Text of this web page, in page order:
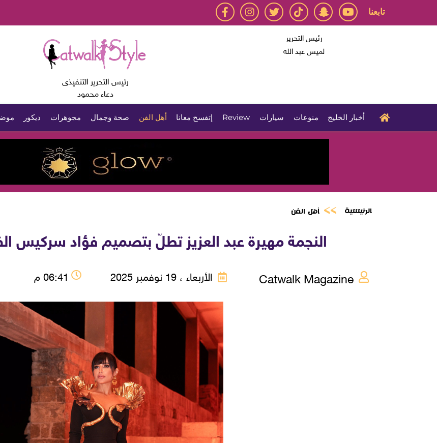
تابعنا
رئيس التحرير
لميس عبد الله
رئيس التحرير التنفيذى
دعاء محمود
أخبار الخليج منوعات سيارات Review إتفسح معانا أهل الفن صحة وجمال مجوهرات ديكور
الرئيسية أهل الفن
النجمة مهيرة عبد العزيز تطلّ بتصميم فؤاد سركيس
Catwalk Magazine الأربعاء ، 19 نوفمبر 2025 06:41 م